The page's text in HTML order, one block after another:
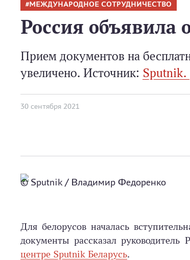
МЕЖДУНАРОДНОЕ СОТРУДНИЧЕСТВО
Россия объявила
Прием документов на
увеличено. Источник: Sputnik.
30 сентября 2021
© Sputnik / Владимир Федоренко
Для белорусов началась
документы рассказал
центре Sputnik Беларусь.